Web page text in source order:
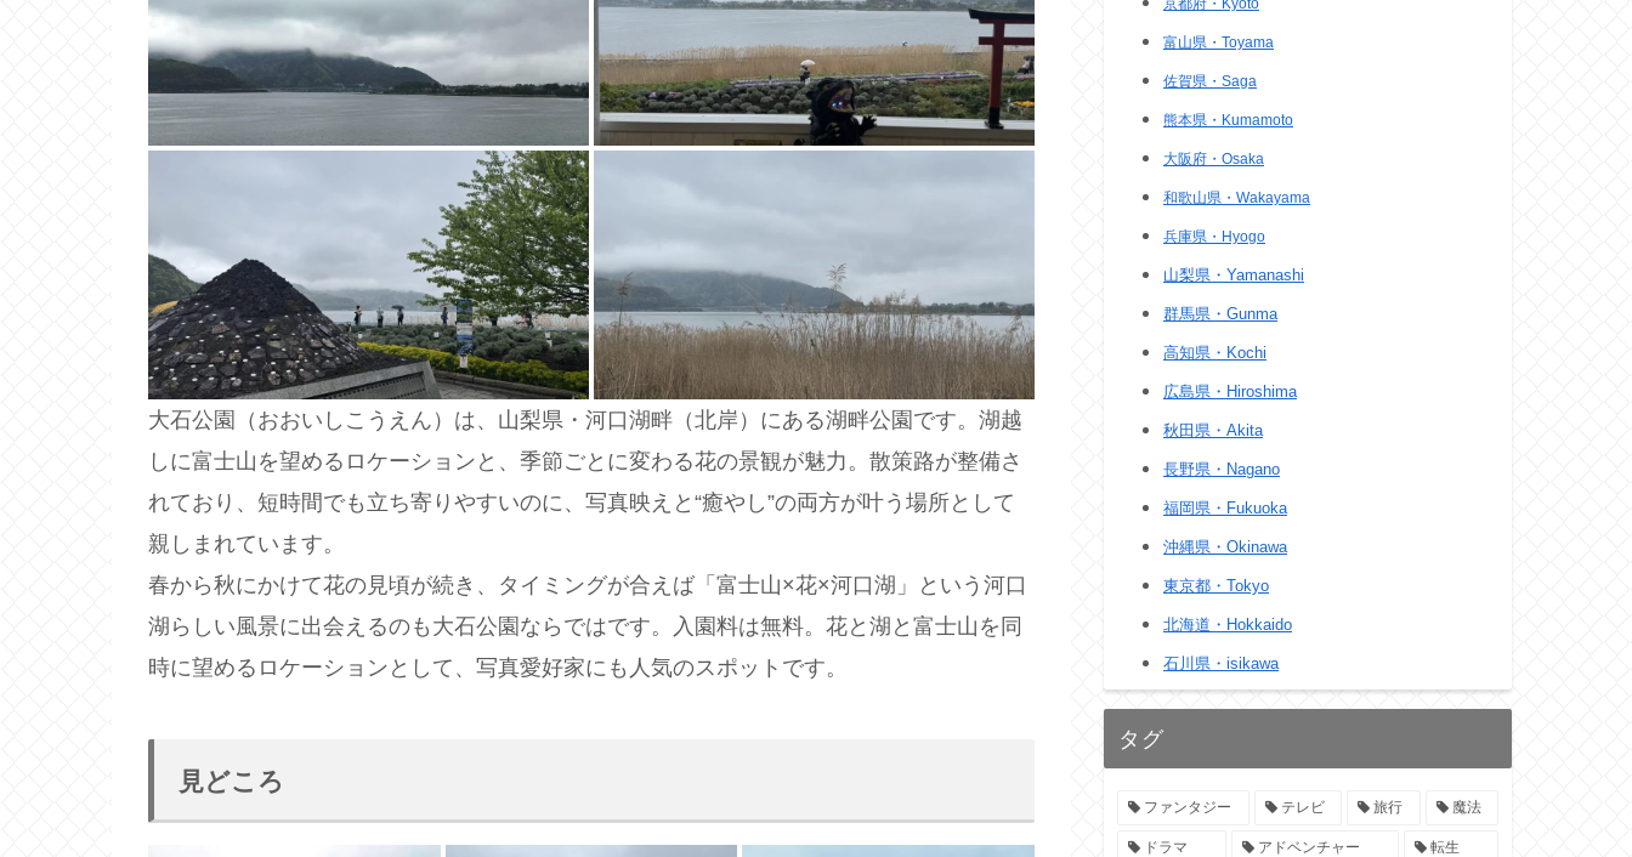
大石公園（おおいしこうえん）は、山梨県・河口湖畔（北岸）にある湖畔公園です。湖越
しに富士山を望めるロケーションと、季節ごとに変わる花の景観が魅力。散策路が整備さ
れており、短時間でも立ち寄りやすいのに、写真映えと“癒やし”の両方が叶う場所として
親しまれています。
春から秋にかけて花の見頃が続き、タイミングが合えば「富士山×花×河口湖」という河口
湖らしい風景に出会えるのも大石公園ならではです。入園料は無料。花と湖と富士山を同
時に望めるロケーションとして、写真愛好家にも人気のスポットです。
見どころ
富山県・Toyama
佐賀県・Saga
熊本県・Kumamoto
大阪府・Osaka
和歌山県・Wakayama
兵庫県・Hyogo
山梨県・Yamanashi
群馬県・Gunma
高知県・Kochi
広島県・Hiroshima
秋田県・Akita
長野県・Nagano
福岡県・Fukuoka
沖縄県・Okinawa
東京都・Tokyo
北海道・Hokkaido
石川県・isikawa
タグ
ファンタジー テレビ 旅行 魔法
ドラマ アドベンチャー 転生